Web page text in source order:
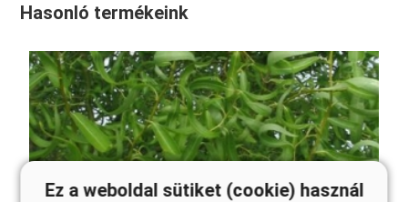
Hasonló termékeink
Ez a weboldal sütiket (cookie) használ